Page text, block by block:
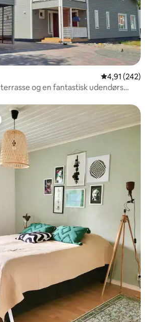
4,91 ud af 5 i
4,91 (242)
og en fantastisk udendørs